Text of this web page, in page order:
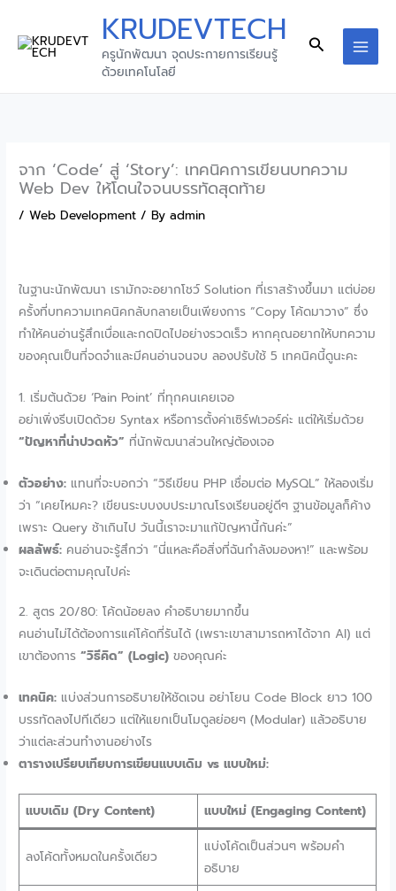
content
KRUDEVTECH
ครูนักพัฒนา จุดประกายการเรียนรู้
ด้วยเทคโนโลยี
Search
จาก ‘Code’ สู่ ‘Story’: เทคนิคการเขียนบทความ
Web Dev ให้โดนใจจนบรรทัดสุดท้าย
/Web Development / Byadmin
ในฐานะนักพัฒนา เรามักจะอยากโชว์ Solution ที่เราสร้างขึ้นมา แต่บ่อย
ครั้งที่บทความเทคนิคกลับกลายเป็นเพียงการ “Copy โค้ดมาวาง” ซึ่ง
ทำให้คนอ่านรู้สึกเบื่อและกดปิดไปอย่างรวดเร็ว หากคุณอยากให้บทความ
ของคุณเป็นที่จดจำและมีคนอ่านจนจบ ลองปรับใช้ 5 เทคนิคนี้ดูนะคะ
1. เริ่มต้นด้วย ‘Pain Point’ ที่ทุกคนเคยเจอ
อย่าเพิ่งรีบเปิดด้วย Syntax หรือการตั้งค่าเซิร์ฟเวอร์ค่ะ แต่ให้เริ่มด้วย
“ปัญหาที่น่าปวดหัว” ที่นักพัฒนาส่วนใหญ่ต้องเจอ
ตัวอย่าง: แทนที่จะบอกว่า “วิธีเขียน PHP เชื่อมต่อ MySQL” ให้ลองเริ่ม
ว่า “เคยไหมคะ? เขียนระบบงบประมาณโรงเรียนอยู่ดีๆ ฐานข้อมูลก็ค้าง
เพราะ Query ช้าเกินไป วันนี้เราจะมาแก้ปัญหานี้กันค่ะ”
ผลลัพธ์: คนอ่านจะรู้สึกว่า “นี่แหละคือสิ่งที่ฉันกำลังมองหา!” และพร้อม
จะเดินต่อตามคุณไปค่ะ
2. สูตร 20/80: โค้ดน้อยลง คำอธิบายมากขึ้น
คนอ่านไม่ได้ต้องการแค่โค้ดที่รันได้ (เพราะเขาสามารถหาได้จาก AI) แต่
เขาต้องการ“วิธีคิด” (Logic) ของคุณค่ะ
เทคนิค: แบ่งส่วนการอธิบายให้ชัดเจน อย่าโยน Code Block ยาว 100
บรรทัดลงไปทีเดียว แต่ให้แยกเป็นโมดูลย่อยๆ (Modular) แล้วอธิบาย
ว่าแต่ละส่วนทำงานอย่างไร
ตารางเปรียบเทียบการเขียนแบบเดิม vs แบบใหม่:
แบบเดิม (Dry Content) แบบใหม่ (Engaging Content)
ลงโค้ดทั้งหมดในครั้งเดียว
แบ่งโค้ดเป็นส่วนๆ พร้อมคำ
อธิบาย